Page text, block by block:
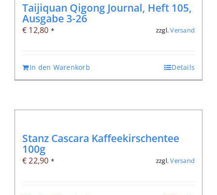
Taijiquan Qigong Journal, Heft 105,
Ausgabe 3-26
€ 12,80 * zzgl.Versand
In den Warenkorb Details
Stanz Cascara Kaffeekirschentee
100g
€22,90 * zzgl.Versand